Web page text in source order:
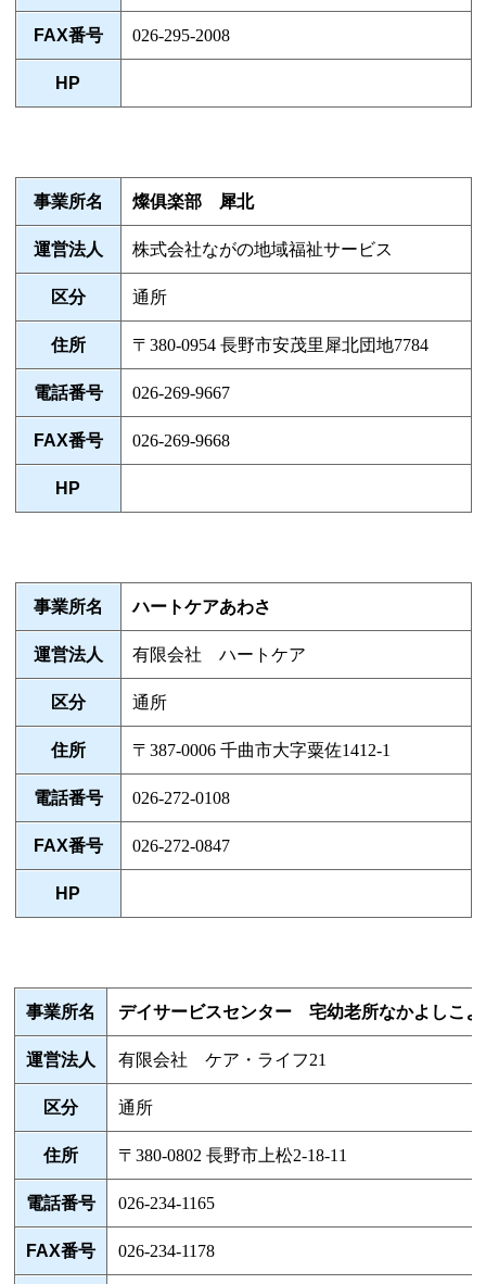
FAX番号 026-295-2008
HP
事業所名 燦俱楽部 犀北
運営法人 株式会社ながの地域福祉サービス
区分 通所
住所 〒380-0954 長野市安茂里犀北団地7784
電話番号 026-269-9667
FAX番号 026-269-9668
HP
事業所名 ハートケアあわさ
運営法人 有限会社 ハートケア
区分 通所
住所 〒387-0006 千曲市大字粟佐1412-1
電話番号 026-272-0108
FAX番号 026-272-0847
HP
事業所名 デイサービスセンター 宅幼老所なかよしこよ
運営法人 有限会社 ケア・ライフ21
区分 通所
住所 〒380-0802 長野市上松2-18-11
電話番号 026-234-1165
FAX番号 026-234-1178